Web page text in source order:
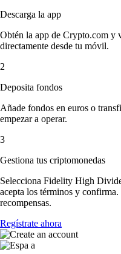
Descarga la app
Obtén la app de Crypto.com y
directamente desde tu móvil.
2
Deposita fondos
Añade fondos en euros o
empezar a operar.
3
Gestiona tus criptomonedas
Selecciona Fidelity High
acepta los términos y
recompensas.
Regístrate ahora